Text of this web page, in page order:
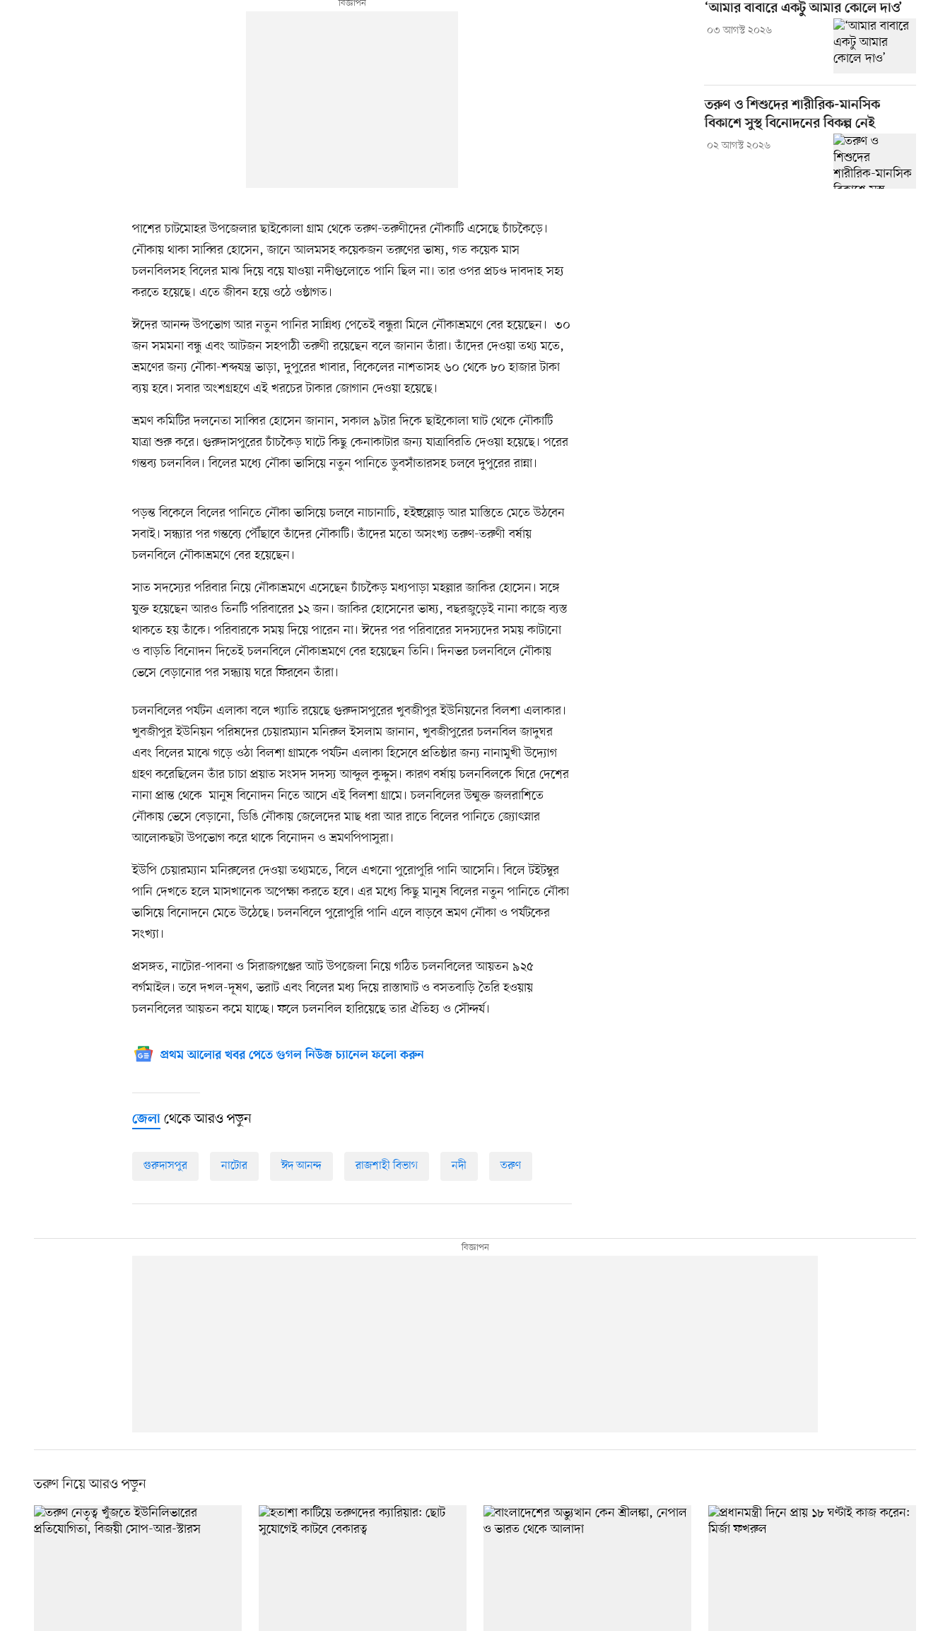
পাশের চাটমোহর উপজেলার ছাইকোলা গ্রাম থেকে তরুণ-তরুণীদের নৌকাটি এসেছে চাঁচকৈড়ে।
নৌকায় থাকা সাব্বির হোসেন, জানে আলমসহ কয়েকজন তরুণের ভাষ্য, গত কয়েক মাস
চলনবিলসহ বিলের মাঝ দিয়ে বয়ে যাওয়া নদীগুলোতে পানি ছিল না। তার ওপর প্রচণ্ড দাবদাহ সহ্য
করতে হয়েছে। এতে জীবন হয়ে ওঠে ওষ্ঠাগত।
ঈদের আনন্দ উপভোগ আর নতুন পানির সান্নিধ্য পেতেই বন্ধুরা মিলে নৌকাভ্রমণে বের হয়েছেন। ৩০
জন সমমনা বন্ধু এবং আটজন সহপাঠী তরুণী রয়েছেন বলে জানান তাঁরা। তাঁদের দেওয়া তথ্য মতে,
ভ্রমণের জন্য নৌকা-শব্দযন্ত্র ভাড়া, দুপুরের খাবার, বিকেলের নাশতাসহ ৬০ থেকে ৮০ হাজার টাকা
ব্যয় হবে। সবার অংশগ্রহণে এই খরচের টাকার জোগান দেওয়া হয়েছে।
ভ্রমণ কমিটির দলনেতা সাব্বির হোসেন জানান, সকাল ৯টার দিকে ছাইকোলা ঘাট থেকে নৌকাটি
যাত্রা শুরু করে। গুরুদাসপুরের চাঁচকৈড় ঘাটে কিছু কেনাকাটার জন্য যাত্রাবিরতি দেওয়া হয়েছে। পরের
গন্তব্য চলনবিল। বিলের মধ্যে নৌকা ভাসিয়ে নতুন পানিতে ডুবসাঁতারসহ চলবে দুপুরের রান্না।
পড়ন্ত বিকেলে বিলের পানিতে নৌকা ভাসিয়ে চলবে নাচানাচি, হইহুল্লোড় আর মাস্তিতে মেতে উঠবেন
সবাই। সন্ধ্যার পর গন্তব্যে পৌঁছাবে তাঁদের নৌকাটি। তাঁদের মতো অসংখ্য তরুণ-তরুণী বর্ষায়
চলনবিলে নৌকাভ্রমণে বের হয়েছেন।
সাত সদস্যের পরিবার নিয়ে নৌকাভ্রমণে এসেছেন চাঁচকৈড় মধ্যপাড়া মহল্লার জাকির হোসেন। সঙ্গে
যুক্ত হয়েছেন আরও তিনটি পরিবারের ১২ জন। জাকির হোসেনের ভাষ্য, বছরজুড়েই নানা কাজে ব্যস্ত
থাকতে হয় তাঁকে। পরিবারকে সময় দিয়ে পারেন না। ঈদের পর পরিবারের সদস্যদের সময় কাটানো
ও বাড়তি বিনোদন দিতেই চলনবিলে নৌকাভ্রমণে বের হয়েছেন তিনি। দিনভর চলনবিলে নৌকায়
ভেসে বেড়ানোর পর সন্ধ্যায় ঘরে ফিরবেন তাঁরা।
চলনবিলের পর্যটন এলাকা বলে খ্যাতি রয়েছে গুরুদাসপুরের খুবজীপুর ইউনিয়নের বিলশা এলাকার।
খুবজীপুর ইউনিয়ন পরিষদের চেয়ারম্যান মনিরুল ইসলাম জানান, খুবজীপুরের চলনবিল জাদুঘর
এবং বিলের মাঝে গড়ে ওঠা বিলশা গ্রামকে পর্যটন এলাকা হিসেবে প্রতিষ্ঠার জন্য নানামুখী উদ্যোগ
গ্রহণ করেছিলেন তাঁর চাচা প্রয়াত সংসদ সদস্য আব্দুল কুদ্দুস। কারণ বর্ষায় চলনবিলকে ঘিরে দেশের
নানা প্রান্ত থেকে মানুষ বিনোদন নিতে আসে এই বিলশা গ্রামে। চলনবিলের উন্মুক্ত জলরাশিতে
নৌকায় ভেসে বেড়ানো, ডিঙি নৌকায় জেলেদের মাছ ধরা আর রাতে বিলের পানিতে জ্যোৎস্নার
আলোকছটা উপভোগ করে থাকে বিনোদন ও ভ্রমণপিপাসুরা।
ইউপি চেয়ারম্যান মনিরুলের দেওয়া তথ্যমতে, বিলে এখনো পুরোপুরি পানি আসেনি। বিলে টইটম্বুর
পানি দেখতে হলে মাসখানেক অপেক্ষা করতে হবে। এর মধ্যে কিছু মানুষ বিলের নতুন পানিতে নৌকা
ভাসিয়ে বিনোদনে মেতে উঠেছে। চলনবিলে পুরোপুরি পানি এলে বাড়বে ভ্রমণ নৌকা ও পর্যটকের
সংখ্যা।
প্রসঙ্গত, নাটোর-পাবনা ও সিরাজগঞ্জের আট উপজেলা নিয়ে গঠিত চলনবিলের আয়তন ৯২৫
বর্গমাইল। তবে দখল-দূষণ, ভরাট এবং বিলের মধ্য দিয়ে রাস্তাঘাট ও বসতবাড়ি তৈরি হওয়ায়
চলনবিলের আয়তন কমে যাচ্ছে। ফলে চলনবিল হারিয়েছে তার ঐতিহ্য ও সৌন্দর্য।
প্রথম আলোর খবর পেতে গুগল নিউজ চ্যানেল ফলো করুন
জেলা থেকে আরও পড়ুন
গুরুদাসপুর নাটোর ঈদ আনন্দ রাজশাহী বিভাগ নদী তরুণ
‘আমার বাবারে একটু আমার কোলে দাও’
০৩ আগস্ট ২০২৬
তরুণ ও শিশুদের শারীরিক-মানসিক
বিকাশে সুস্থ বিনোদনের বিকল্প নেই
০২ আগস্ট ২০২৬
তরুণ নিয়ে আরও পড়ুন